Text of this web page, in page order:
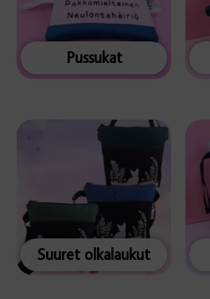
Pussukat
Suuret olkalaukut